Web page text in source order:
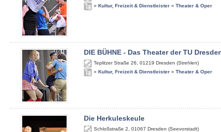
» Kultur, Freizeit & Dienstleister » Theater & Oper
DIE BÜHNE - Das Theater der TU
Teplitzer Straße 26 01219 Dresden (Strehlen)
» Kultur, Freizeit & Dienstleister » Theater & Oper
Die Herkuleskeule
Schloßstraße 2 01067 Dresden (Seevorstadt)